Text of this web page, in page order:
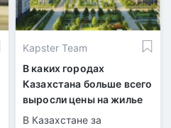
Kapster Team
В каких городах
Казахстана больше всего
выросли цены на жилье
В Казахстане за